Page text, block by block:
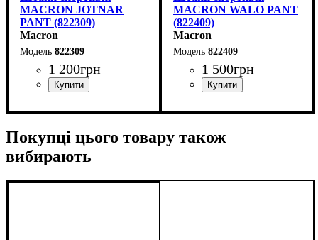
MACRON JOTNAR
PANT (822309)
Macron
822309
1 200грн
Чоловічий
MACRON WALO PANT
(822409)
Macron
822409
1 500грн
Покупці цього товару також
вибирають